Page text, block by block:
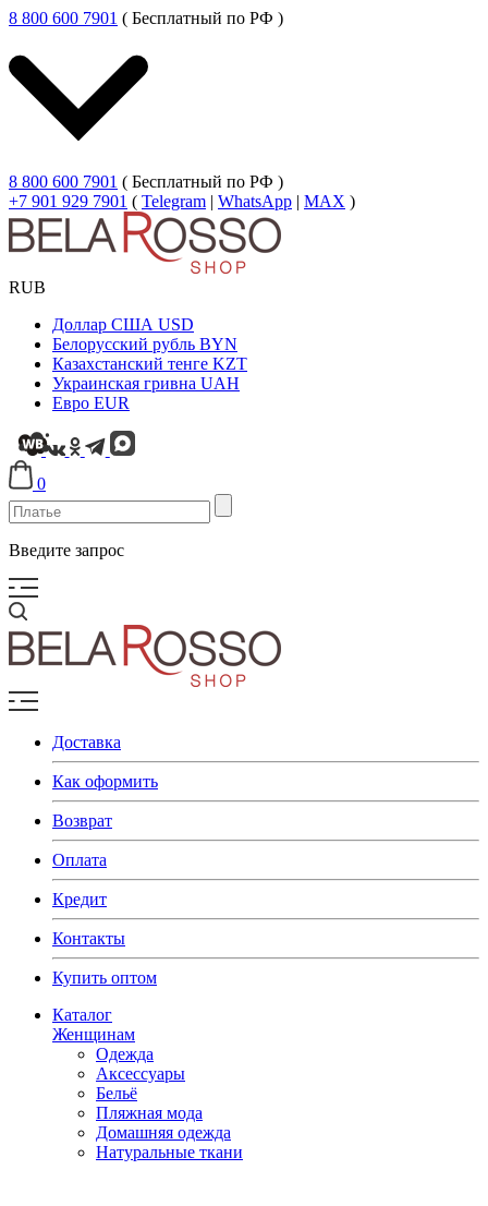
8 800 600 7901 ( Бесплатный по РФ )
8 800 600 7901 ( Бесплатный по РФ )
+7 901 929 7901 ( Telegram | WhatsApp | MAX )
RUB
Доллар США USD
Белорусский рубль BYN
Казахстанский тенге KZT
Украинская гривна UAH
Евро EUR
0
Введите запрос
Доставка
Как оформить
Возврат
Оплата
Кредит
Контакты
Купить оптом
Каталог
Женщинам
Одежда
Аксессуары
Бельё
Пляжная мода
Домашняя одежда
Натуральные ткани